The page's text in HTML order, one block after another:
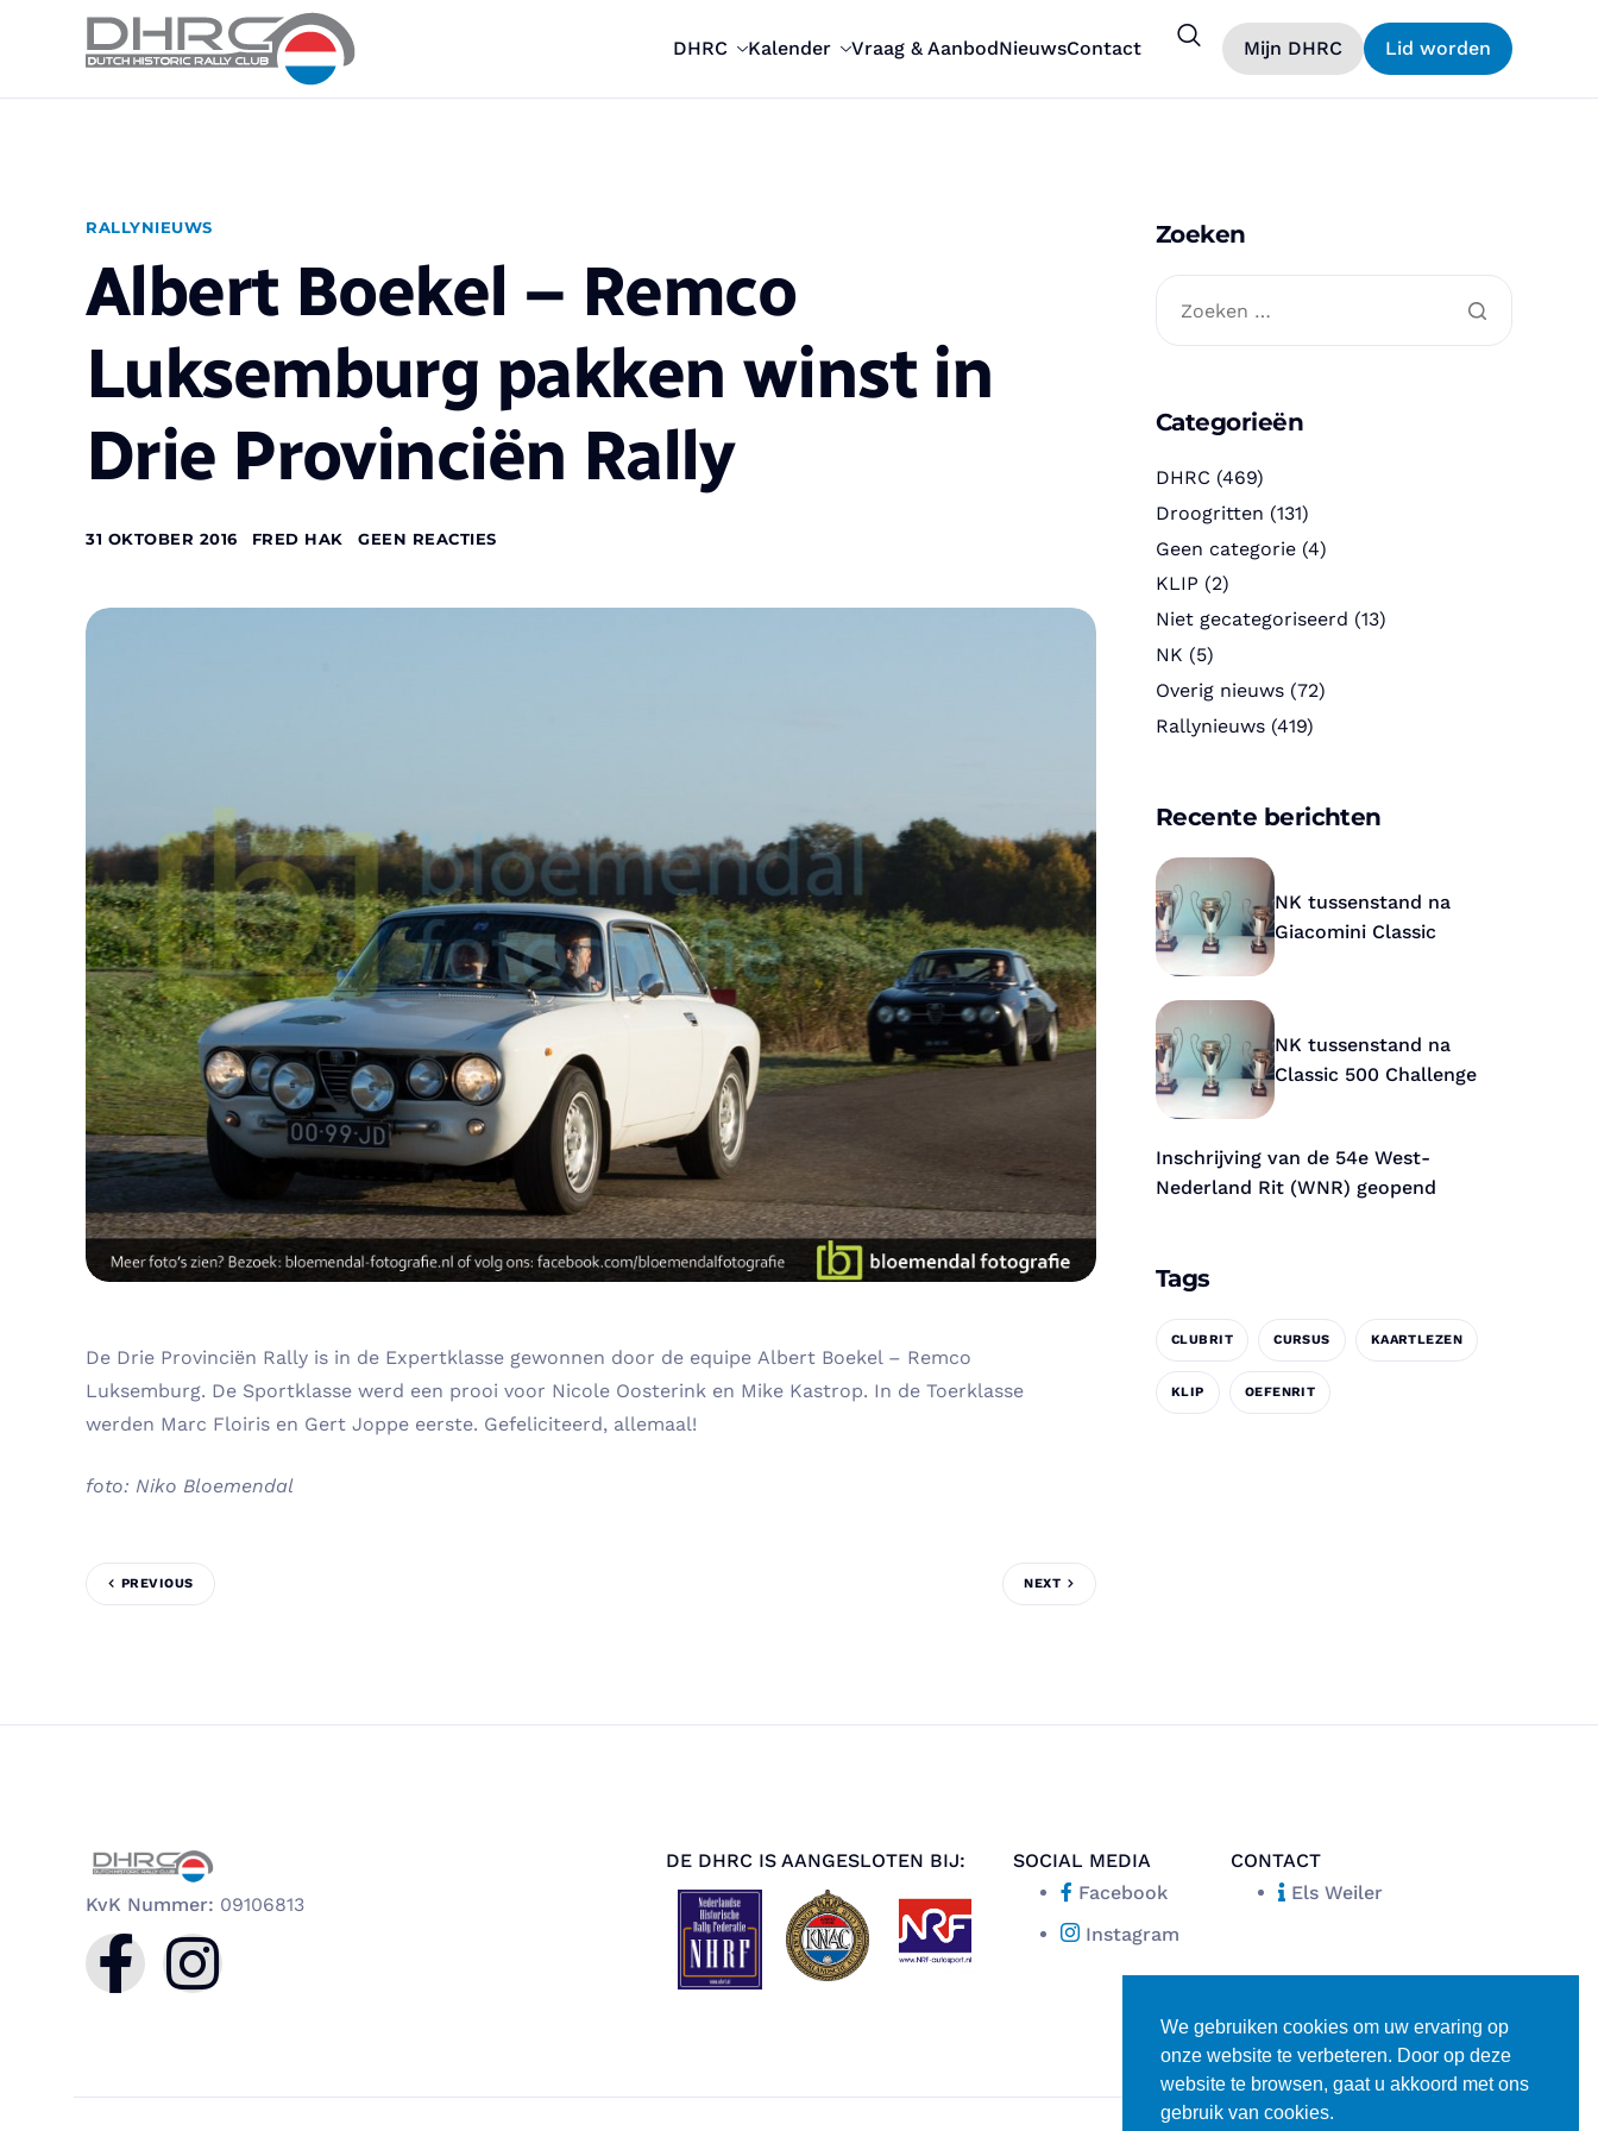
DHRC Kalender Vraag & AanbodNieuwsContact Mijn DHRC Lid worden
RALLYNIEUWS
Albert Boekel – Remco
Luksemburg pakken winst in
Drie Provinciën Rally
31 OKTOBER 2016 FRED HAK GEEN REACTIES
De Drie Provinciën Rally is in de Expertklasse gewonnen door de equipe Albert Boekel – Remco
Luksemburg. De Sportklasse werd een prooi voor Nicole Oosterink en Mike Kastrop. In de Toerklasse
werden Marc Floiris en Gert Joppe eerste. Gefeliciteerd, allemaal!
foto: Niko Bloemendal
PREVIOUS NEXT
Zoeken
Categorieën
DHRC (469)
Droogritten (131)
Geen categorie (4)
KLIP (2)
Niet gecategoriseerd (13)
NK (5)
Overig nieuws (72)
Rallynieuws (419)
Recente berichten
NK tussenstand na
Giacomini Classic
NK tussenstand na
Classic 500 Challenge
Inschrijving van de 54e West-
Nederland Rit (WNR) geopend
Tags
CLUBRIT CURSUS KAARTLEZEN
KLIP OEFENRIT
KvK Nummer: 09106813
DE DHRC IS AANGESLOTEN BIJ:
SOCIAL MEDIA
Facebook
Instagram
CONTACT
Els Weiler
We gebruiken cookies om uw ervaring op
onze website te verbeteren. Door op deze
website te browsen, gaat u akkoord met ons
gebruik van cookies.